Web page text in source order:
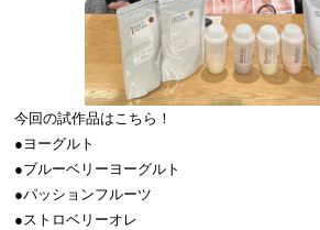
今回の試作品はこちら！
●ヨーグルト
●ブルーベリーヨーグルト
●パッションフルーツ
●ストロベリーオレ